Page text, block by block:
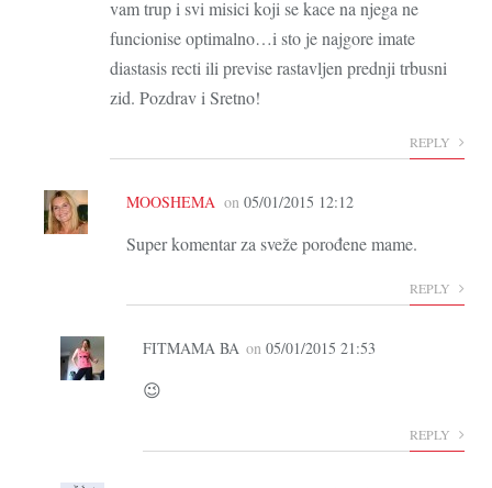
vam trup i svi misici koji se kace na njega ne
funcionise optimalno…i sto je najgore imate
diastasis recti ili previse rastavljen prednji trbusni
zid. Pozdrav i Sretno!
REPLY
MOOSHEMA on 05/01/2015 12:12
Super komentar za sveže porođene mame.
REPLY
FITMAMA BA on 05/01/2015 21:53
😉
REPLY